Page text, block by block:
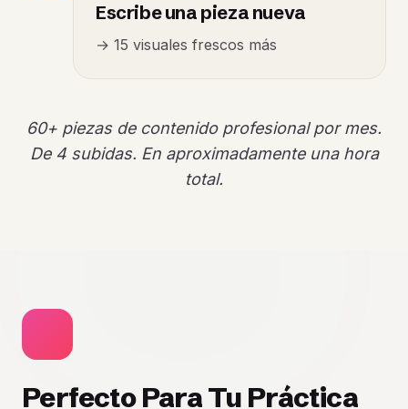
Escribe una pieza nueva
→ 15 visuales frescos más
60+ piezas de contenido profesional por mes.
De 4 subidas. En aproximadamente una hora
total.
Perfecto Para Tu Práctica